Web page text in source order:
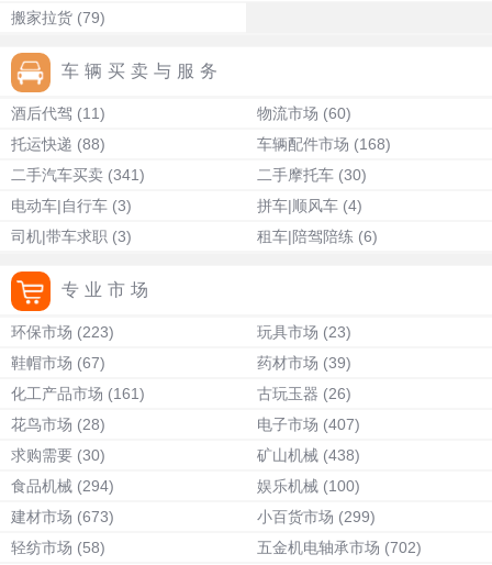
搬家拉货 (79)
车辆买卖与服务
酒后代驾 (11) 物流市场 (60)
托运快递 (88) 车辆配件市场 (168)
二手汽车买卖 (341) 二手摩托车 (30)
电动车|自行车 (3) 拼车|顺风车 (4)
司机|带车求职 (3) 租车|陪驾陪练 (6)
专业市场
环保市场 (223) 玩具市场 (23)
鞋帽市场 (67) 药材市场 (39)
化工产品市场 (161) 古玩玉器 (26)
花鸟市场 (28) 电子市场 (407)
求购需要 (30) 矿山机械 (438)
食品机械 (294) 娱乐机械 (100)
建材市场 (673) 小百货市场 (299)
轻纺市场 (58) 五金机电轴承市场 (702)